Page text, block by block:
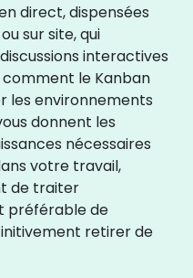
direct, dispensées
sur site, qui
interactives
le Kanban
les environnements
donnent les
nécessaires
votre travail,
de traiter
préférable de
retirer de